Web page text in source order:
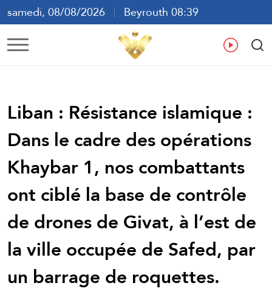
samedi, 08/08/2026
Beyrouth 08:39
ع
Liban : Résistance islamique :
Dans le cadre des opérations
Khaybar 1, nos combattants
ont ciblé la base de contrôle
de drones de Givat, à l’est de
la ville occupée de Safed, par
un barrage de roquettes.